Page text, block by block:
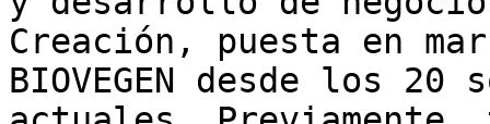
Creación, puesta en
BIOVEGEN desde los